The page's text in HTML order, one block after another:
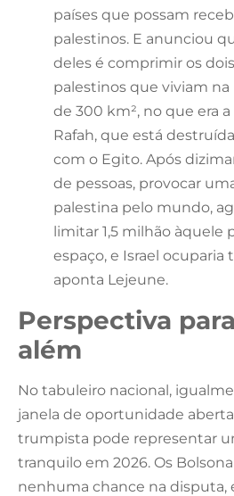
países que possam
palestinos. E anunciou
deles é comprimir os
palestinos que viviam na
de 300 km², no que era
Rafah, que está
com o Egito. Após
de pessoas, provocar
palestina pelo mundo,
limitar 1,5 milhão àquele
espaço, e Israel ocuparia
aponta Lejeune.
Perspectiva
além
No tabuleiro nacional,
janela de oportunidade
trumpista pode representar
tranquilo em 2026. Os
nenhuma chance na disputa,